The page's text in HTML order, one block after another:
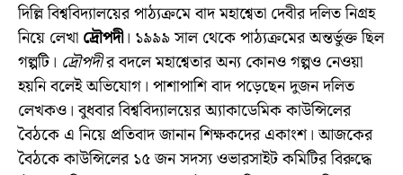
দিল্লি বিশ্ববিদ্যালয়ের পাঠ্যক্রমে বাদ মহাশ্বেতা দেবীর দলিত নিগ্রহ
নিয়ে লেখা দ্রৌপদী। ১৯৯৯ সাল থেকে পাঠ্যক্রমের অন্তর্ভুক্ত ছিল
গল্পটি। দ্রৌপদীর বদলে মহাশ্বেতার অন্য কোনও গল্পও নেওয়া
হয়নি বলেই অভিযোগ। পাশাপাশি বাদ পড়েছেন দুজন দলিত
লেখকও। বুধবার বিশ্ববিদ্যালয়ের অ্যাকাডেমিক কাউন্সিলের
বৈঠকে এ নিয়ে প্রতিবাদ জানান শিক্ষকদের একাংশ। আজকের
বৈঠকে কাউন্সিলের ১৫ জন সদস্য ওভারসাইট কমিটির বিরুদ্ধে